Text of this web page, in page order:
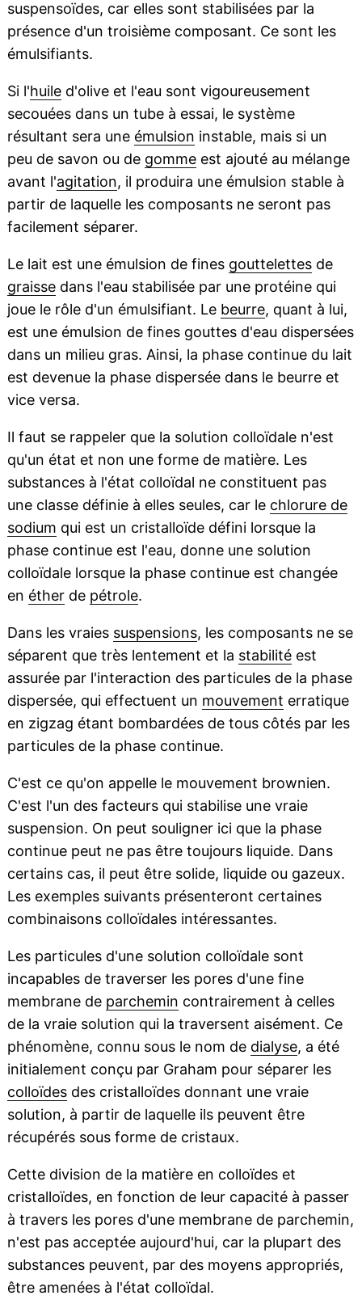
suspensoïdes, car elles sont stabilisées par la
présence d'un troisième composant. Ce sont les
émulsifiants.
Si l'huiled'olive et l'eau sont vigoureusement
secouées dans un tube à essai, le système
résultant sera une émulsion instable, mais si un
peu de savon ou de gommeest ajouté au mélange
avant l'agitation, il produira une émulsion stable à
partir de laquelle les composants ne seront pas
facilement séparer.
Le lait est une émulsion de fines gouttelettesde
graissedans l'eau stabilisée par une protéine qui
joue le rôle d'un émulsifiant. Le beurre, quant à lui,
est une émulsion de fines gouttes d'eau dispersées
dans un milieu gras. Ainsi, la phase continue du lait
est devenue la phase dispersée dans le beurre et
vice versa.
Il faut se rappeler que la solution colloïdale n'est
qu'un état et non une forme de matière. Les
substances à l'état colloïdal ne constituent pas
une classe définie à elles seules, car le chlorure de
sodium qui est un cristalloïde défini lorsque la
phase continue est l'eau, donne une solution
colloïdale lorsque la phase continue est changée
en étherde pétrole.
Dans les vraies suspensions, les composants ne se
séparent que très lentement et la stabilitéest
assurée par l'interaction des particules de la phase
dispersée, qui effectuent un mouvement erratique
en zigzag étant bombardées de tous côtés par les
particules de la phase continue.
C'est ce qu'on appelle le mouvement brownien.
C'est l'un des facteurs qui stabilise une vraie
suspension. On peut souligner ici que la phase
continue peut ne pas être toujours liquide. Dans
certains cas, il peut être solide, liquide ou gazeux.
Les exemples suivants présenteront certaines
combinaisons colloïdales intéressantes.
Les particules d'une solution colloïdale sont
incapables de traverser les pores d'une fine
membrane de parchemin contrairement à celles
de la vraie solution qui la traversent aisément. Ce
phénomène, connu sous le nom de dialyse, a été
initialement conçu par Graham pour séparer les
colloïdesdes cristalloïdes donnant une vraie
solution, à partir de laquelle ils peuvent être
récupérés sous forme de cristaux.
Cette division de la matière en colloïdes et
cristalloïdes, en fonction de leur capacité à passer
à travers les pores d'une membrane de parchemin,
n'est pas acceptée aujourd'hui, car la plupart des
substances peuvent, par des moyens appropriés,
être amenées à l'état colloïdal.